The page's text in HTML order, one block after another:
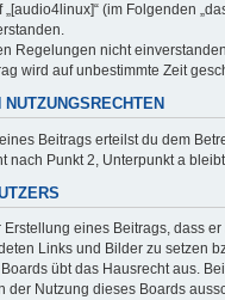
„[audio4linux]“ (im Folgenden
Regelungen nicht
wird auf unbestimmte Zeit
Beitrags erteilst du dem
nach Punkt 2, Unterpunkt a
Erstellung eines Beitrags, dass
Links und Bilder zu setzen
übt das Hausrecht aus.
der Nutzung dieses Boards